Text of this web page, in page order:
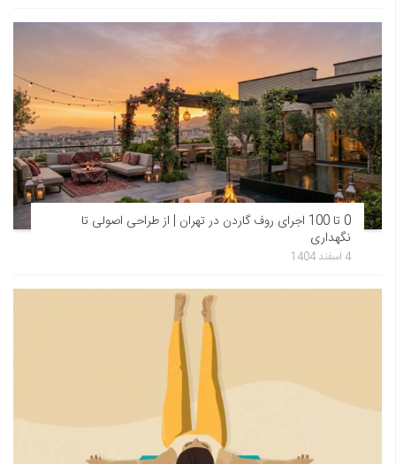
0 تا 100 اجرای روف گاردن در تهران | از طراحی اصولی تا
نگهداری
4 اسفند 1404